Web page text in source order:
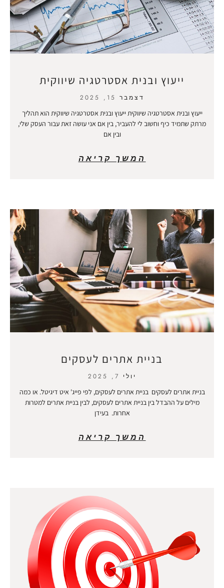
ייעוץ ובנית אסטרטגיה שיווקית
דצמבר 15, 2025
ייעוץ ובנית אסטרטגיה שיווקית ייעוץ ובנית אסטרטגיה שיווקית הוא תהליך
מרתק שתמיד כיף וחשוב לי להעביר, בין אם אני עושה זאת עבור העסק שלי,
ובין אם
המשך קריאה
בניית אתרים לעסקים
יולי 7, 2025
בניית אתרים לעסקים בניית אתרים לעסקים, לפי פייג' איט דיגיטל. או כמה
מילים על ההבדל בין בניית אתרים לעסקים, לבין בניית אתרים למטרות
אחרות. בעידן
המשך קריאה